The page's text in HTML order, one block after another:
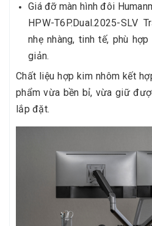
Giá đỡ màn hình đôi
HPW-T6P.Dual.2025-SLV
nhẹ nhàng, tinh tế, phù
giản.
Chất liệu hợp kim nhôm kết
phẩm vừa bền bỉ, vừa giữ
lắp đặt.